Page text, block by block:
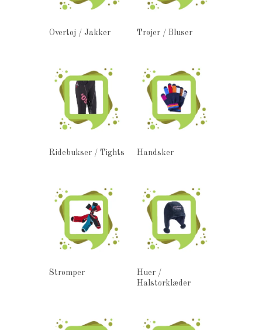
Overtøj / Jakker Trøjer / Bluser
Ridebukser / Tights Handsker
Strømper
Huer /
Halstørklæder